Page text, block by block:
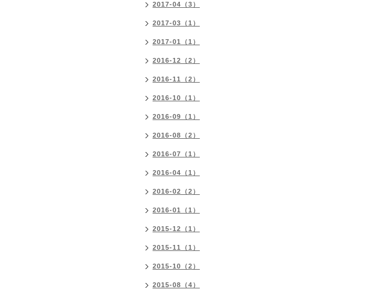
2017-04（3）
2017-03（1）
2017-01（1）
2016-12（2）
2016-11（2）
2016-10（1）
2016-09（1）
2016-08（2）
2016-07（1）
2016-04（1）
2016-02（2）
2016-01（1）
2015-12（1）
2015-11（1）
2015-10（2）
2015-08（4）